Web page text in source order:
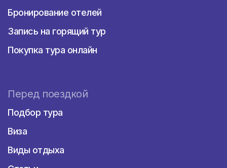
Бронирование отелей
Запись на горящий тур
Покупка тура онлайн
Перед поездкой
Подбор тура
Виза
Виды отдыха